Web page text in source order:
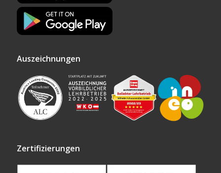
Auszeichnungen
Zertifizierungen